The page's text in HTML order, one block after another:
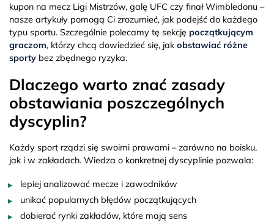
kupon na mecz Ligi Mistrzów, galę UFC czy finał Wimbledonu –
nasze artykuły pomogą Ci zrozumieć, jak podejść do każdego
typu sportu. Szczególnie polecamy tę sekcję początkującym
graczom, którzy chcą dowiedzieć się, jakobstawiać różne
sporty bez zbędnego ryzyka.
Dlaczego warto znać zasady
obstawiania poszczególnych
dyscyplin?
Każdy sport rządzi się swoimi prawami – zarówno na boisku,
jak i w zakładach. Wiedza o konkretnej dyscyplinie pozwala:
lepiej analizować mecze i zawodników
unikać popularnych błędów początkujących
dobierać rynki zakładów, które mają sens